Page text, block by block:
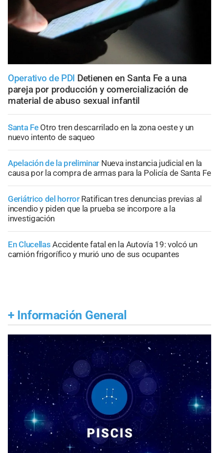
Operativo de PDI Detienen en Santa Fe a una
pareja por producción y comercialización de
material de abuso sexual infantil
Santa Fe Otro tren descarrilado en la zona oeste y un
nuevo intento de saqueo
Apelación de la preliminar Nueva instancia judicial en la
causa por la compra de armas para la Policía de Santa Fe
Geriátrico del horror Ratifican tres denuncias previas al
incendio y piden que la prueba se incorpore a la
investigación
En Clucellas Accidente fatal en la Autovía 19: volcó un
camión frigorífico y murió uno de sus ocupantes
+ Información General